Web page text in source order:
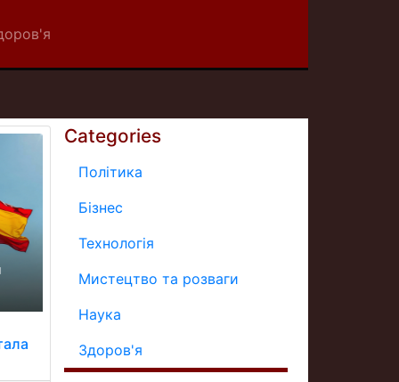
Categories
Політика
Бізнес
Технологія
Мистецтво та розваги
Наука
Здоров'я